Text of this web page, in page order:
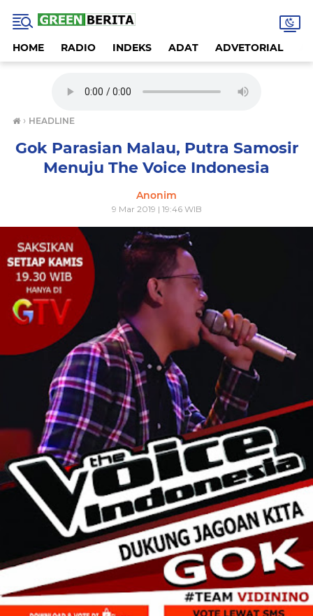
HOME RADIO INDEKS ADAT ADVETORIAL
› HEADLINE
Gok Parasian Malau, Putra Samosir
Menuju The Voice Indonesia
Anonim
9 Mar 2019 | 19:46 WIB